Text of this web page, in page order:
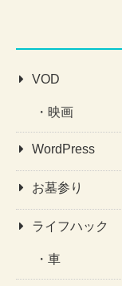
VOD
映画
WordPress
お墓参り
ライフハック
車